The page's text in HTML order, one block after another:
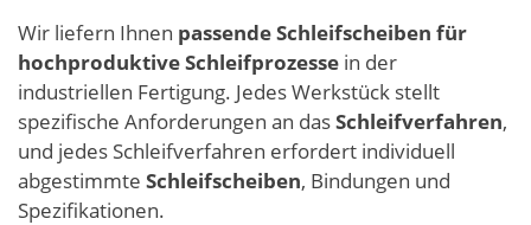
Wir liefern Ihnen passende Schleifscheiben für
hochproduktive Schleifprozesse in der
industriellen Fertigung. Jedes Werkstück stellt
spezifische Anforderungen an dasSchleifverfahren,
und jedes Schleifverfahren erfordert individuell
abgestimmte Schleifscheiben, Bindungen und
Spezifikationen.